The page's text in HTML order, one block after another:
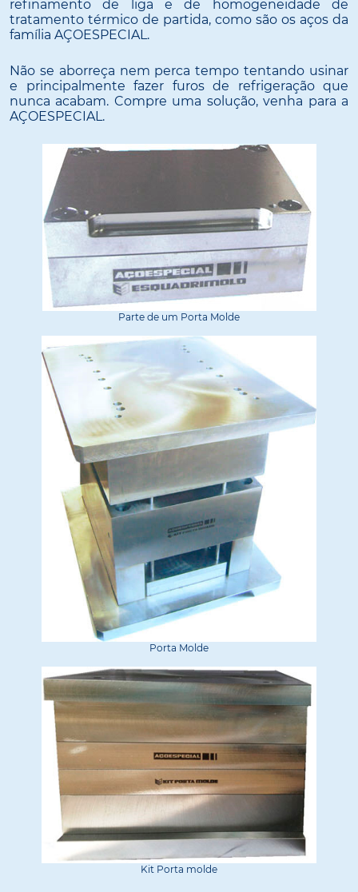
refinamento de liga e de homogeneidade de
tratamento térmico de partida, como são os aços da
família AÇOESPECIAL.
Não se aborreça nem perca tempo tentando usinar
e principalmente fazer furos de refrigeração que
nunca acabam. Compre uma solução, venha para a
AÇOESPECIAL.
Parte de um Porta Molde
Porta Molde
Kit Porta molde